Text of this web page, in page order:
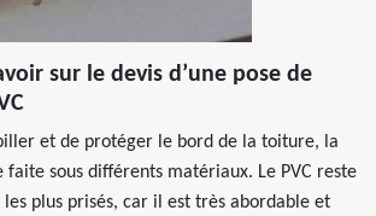
sur le devis d’une pose de
et de protéger le bord de la toiture, la
sous différents matériaux. Le PVC reste
les plus prisés, car il est très abordable et